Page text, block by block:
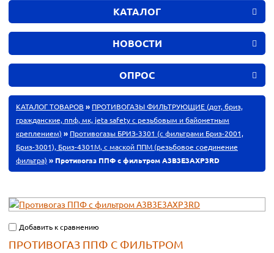
КАТАЛОГ
НОВОСТИ
ОПРОС
КАТАЛОГ ТОВАРОВ » ПРОТИВОГАЗЫ ФИЛЬТРУЮЩИЕ (дот, бриз,
гражданские, ппф, мк, jeta safety с резьбовым и байонетным
креплением) » Противогазы БРИЗ-3301 (с фильтрами Бриз-2001,
Бриз-3001), Бриз-4301М, с маской ППМ (резьбовое соединение
фильтра) » Противогаз ППФ с фильтром А3В3Е3АХР3RD
Добавить к сравнению
ПРОТИВОГАЗ ППФ С ФИЛЬТРОМ